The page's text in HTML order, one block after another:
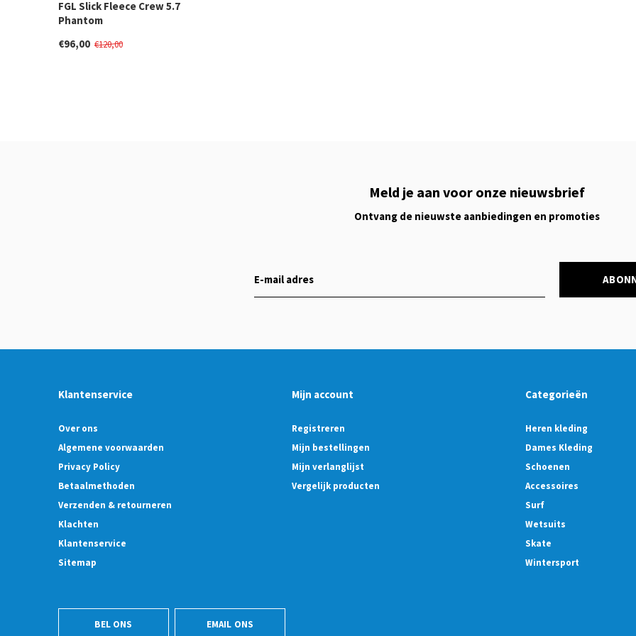
FGL Slick Fleece Crew 5.7
Phantom
€96,00 €120,00
Meld je aan voor onze nieuwsbrief
Ontvang de nieuwste aanbiedingen en promoties
Klantenservice
Over ons
Algemene voorwaarden
Privacy Policy
Betaalmethoden
Verzenden & retourneren
Klachten
Klantenservice
Sitemap
Mijn account
Registreren
Mijn bestellingen
Mijn verlanglijst
Vergelijk producten
Categorieën
Heren kleding
Dames Kleding
Schoenen
Accessoires
Surf
Wetsuits
Skate
Wintersport
BEL ONS EMAIL ONS